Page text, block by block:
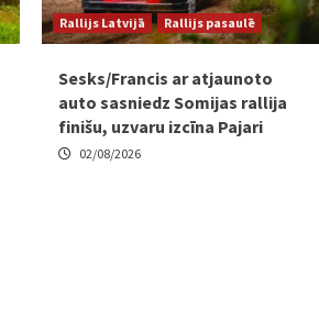
Rallijs Latvijā Rallijs pasaulē
Sesks/Francis ar atjaunoto
auto sasniedz Somijas rallija
finišu, uzvaru izcīna Pajari
02/08/2026